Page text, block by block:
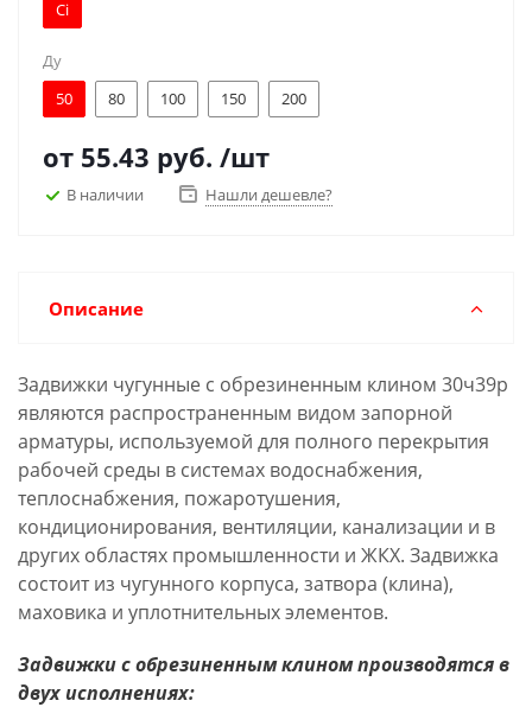
Ci
Ду
50
80 100 150 200
от 55.43 руб. /шт
В наличии Нашли дешевле?
Описание
Задвижки чугунные с обрезиненным клином 30ч39р
являются распространенным видом запорной
арматуры, используемой для полного перекрытия
рабочей среды в системах водоснабжения,
теплоснабжения, пожаротушения,
кондиционирования, вентиляции, канализации и в
других областях промышленности и ЖКХ. Задвижка
состоит из чугунного корпуса, затвора (клина),
маховика и уплотнительных элементов.
Задвижки с обрезиненным клином производятся в
двух исполнениях: